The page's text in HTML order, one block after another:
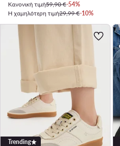
Κανονική τιμή59,90 €-54%
Η χαμηλότερη τιμή29,99 €-10%
Trending